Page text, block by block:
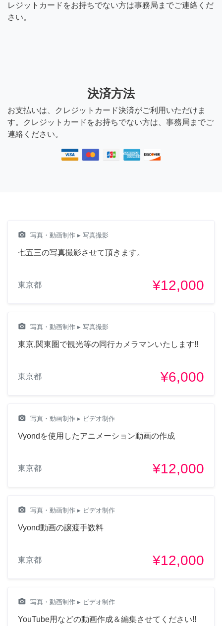
レジットカードをお持ちでない方は事務局までご連絡くだ
さい。
決済方法
お支払いは、クレジットカード決済がご利用いただけま
す。クレジットカードをお持ちでない方は、事務局までご
連絡ください。
camera_alt 写真・動画制作 ▸ 写真撮影
七五三の写真撮影させて頂きます。
東京都 ¥12,000
camera_alt 写真・動画制作 ▸ 写真撮影
東京,関東圏で観光等の同行カメラマンいたします!!
東京都 ¥6,000
camera_alt 写真・動画制作 ▸ ビデオ制作
Vyondを使用したアニメーション動画の作成
東京都 ¥12,000
camera_alt 写真・動画制作 ▸ ビデオ制作
Vyond動画の譲渡手数料
東京都 ¥12,000
camera_alt 写真・動画制作 ▸ ビデオ制作
YouTube用などの動画作成＆編集させてください!!